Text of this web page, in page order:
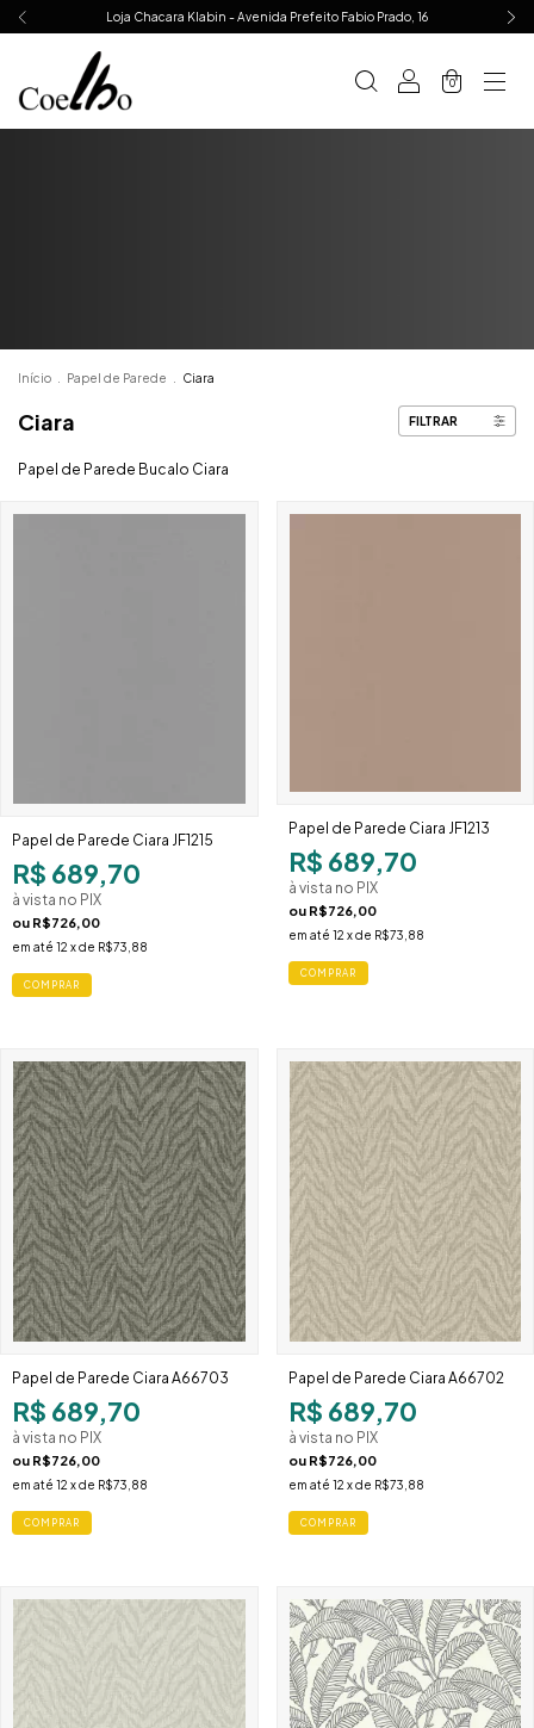
Loja Chacara Klabin - Avenida Prefeito Fabio Prado, 16
0
Início Papel de Parede Ciara
Ciara FILTRAR
Papel de Parede Bucalo Ciara
Papel de Parede Ciara JF1215
R$ 689,70
à vista no PIX
ou R$726,00
em até 12 x de R$73,88
Papel de Parede Ciara JF1213
R$ 689,70
à vista no PIX
ou R$726,00
em até 12 x de R$73,88
Papel de Parede Ciara A66703
R$ 689,70
à vista no PIX
ou R$726,00
em até 12 x de R$73,88
Papel de Parede Ciara A66702
R$ 689,70
à vista no PIX
ou R$726,00
em até 12 x de R$73,88